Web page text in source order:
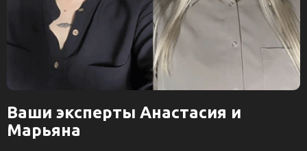
Ваши эксперты Анастасия и
Марьяна